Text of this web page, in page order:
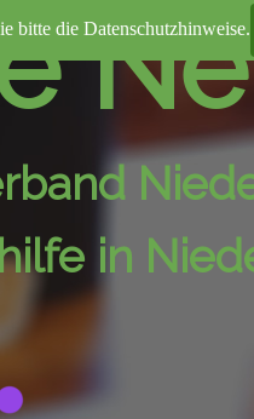
bitte die Datenschutzhinweise.
in